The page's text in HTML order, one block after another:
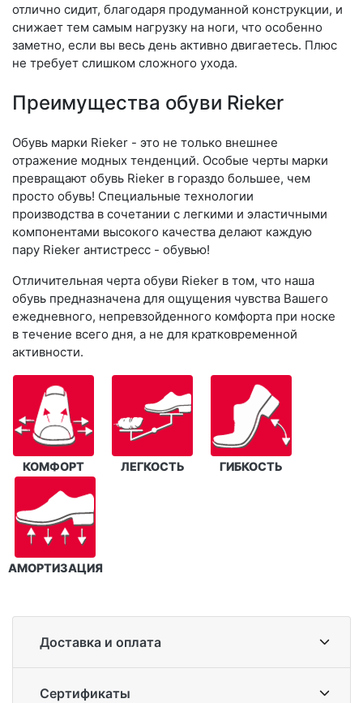
отлично сидит, благодаря продуманной конструкции, и
снижает тем самым нагрузку на ноги, что особенно
заметно, если вы весь день активно двигаетесь. Плюс
не требует слишком сложного ухода.
Преимущества обуви Rieker
Обувь марки Rieker - это не только внешнее
отражение модных тенденций. Особые черты марки
превращают обувь Rieker в гораздо большее, чем
просто обувь! Специальные технологии
производства в сочетании с легкими и эластичными
компонентами высокого качества делают каждую
пару Rieker антистресс - обувью!
Отличительная черта обуви Rieker в том, что наша
обувь предназначена для ощущения чувства Вашего
ежедневного, непревзойденного комфорта при носке
в течение всего дня, а не для кратковременной
активности.
КОМФОРТ ЛЕГКОСТЬ ГИБКОСТЬ
АМОРТИЗАЦИЯ
Доставка и оплата
Сертификаты